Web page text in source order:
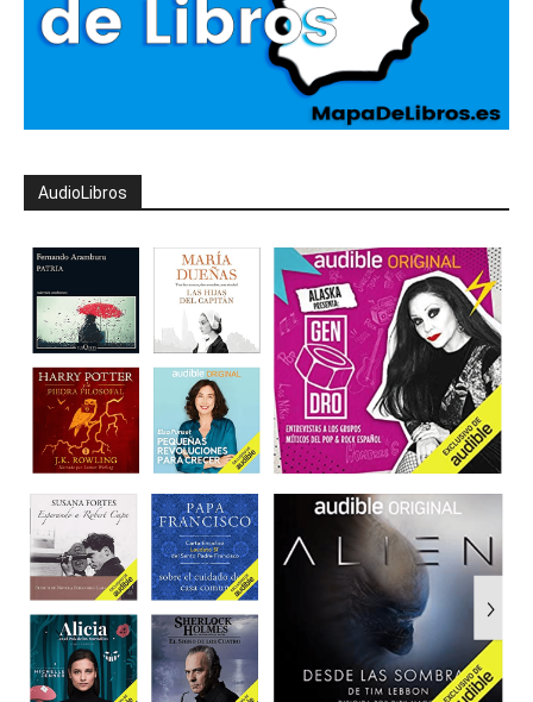
AudioLibros